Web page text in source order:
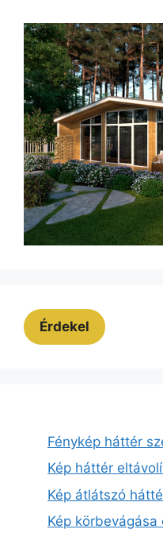
Érdekel
Fénykép háttér
Kép háttér
Kép átlátszó
Kép körbevágása